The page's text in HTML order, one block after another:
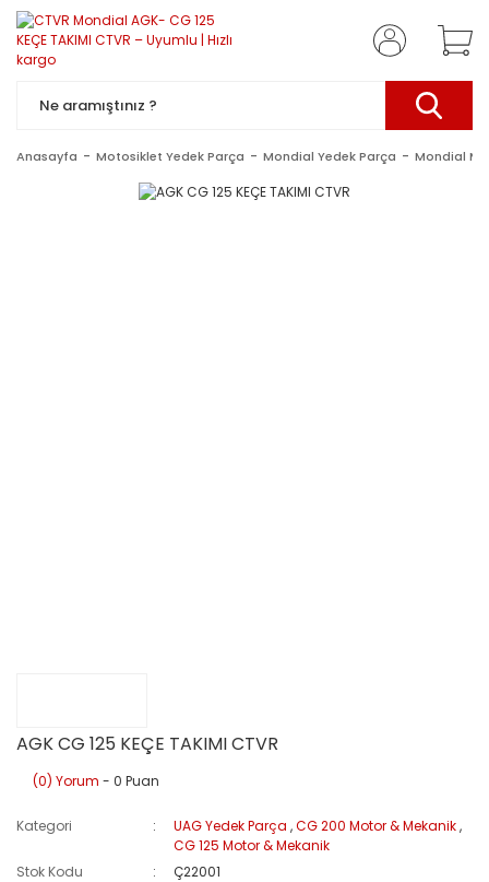
Anasayfa Motosiklet Yedek Parça Mondial Yedek Parça Mondial
AGK CG 125 KEÇE TAKIMI CTVR
(0) Yorum - 0 Puan
Kategori UAG Yedek Parça ,CG 200 Motor & Mekanik,
CG 125 Motor & Mekanik
Stok Kodu
Ç22001